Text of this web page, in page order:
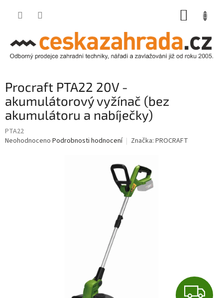
Procraft PTA22 20V -
akumulátorový vyžínač (bez
akumulátoru a nabíječky)
PTA22
Průměrné
Neohodnoceno Podrobnosti hodnocení Značka: PROCRAFT
Z